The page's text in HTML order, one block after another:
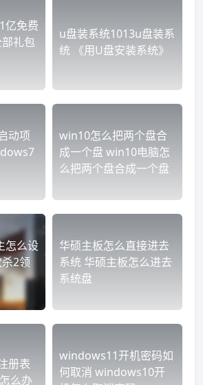
亿免费
礼包
u盘装系统1013u盘装系
统 《用U盘安装系统》
动项
win10怎么把两个盘合
成一个盘 win10电脑怎
么把两个盘合成一个盘
怎么设
2领
华硕主板怎么直接进去
系统 华硕主板怎么进去
系统盘
册表
么办
windows11开机密码如
何取消 windows10开